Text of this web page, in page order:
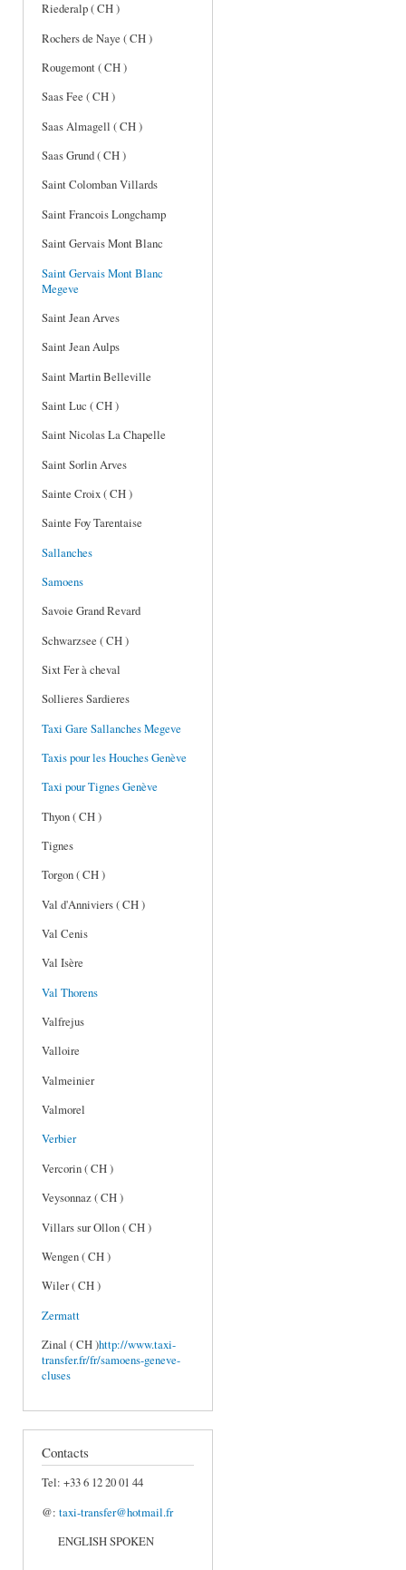
Riederalp ( CH )
Rochers de Naye ( CH )
Rougemont ( CH )
Saas Fee ( CH )
Saas Almagell ( CH )
Saas Grund ( CH )
Saint Colomban Villards
Saint Francois Longchamp
Saint Gervais Mont Blanc
Saint Gervais Mont Blanc
Megeve
Saint Jean Arves
Saint Jean Aulps
Saint Martin Belleville
Saint Luc ( CH )
Saint Nicolas La Chapelle
Saint Sorlin Arves
Sainte Croix ( CH )
Sainte Foy Tarentaise
Sallanches
Samoens
Savoie Grand Revard
Schwarzsee ( CH )
Sixt Fer à cheval
Sollieres Sardieres
Taxi Gare Sallanches Megeve
Taxis pour les Houches Genève
Taxi pour Tignes Genève
Thyon ( CH )
Tignes
Torgon ( CH )
Val d'Anniviers ( CH )
Val Cenis
Val Isère
Val Thorens
Valfrejus
Valloire
Valmeinier
Valmorel
Verbier
Vercorin ( CH )
Veysonnaz ( CH )
Villars sur Ollon ( CH )
Wengen ( CH )
Wiler ( CH )
Zermatt
Zinal ( CH )http://www.taxi-
transfer.fr/fr/samoens-geneve-
cluses
Contacts
Tel: +33 6 12 20 01 44
@: taxi-transfer@hotmail.fr
ENGLISH SPOKEN